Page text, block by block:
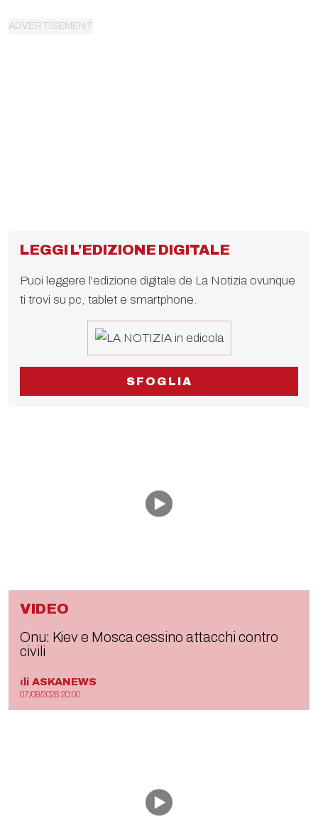
LEGGI L'EDIZIONE DIGITALE
Puoi leggere l'edizione digitale de La Notizia ovunque
ti trovi su pc, tablet e smartphone.
SFOGLIA
VIDEO
Onu: Kiev e Mosca cessino attacchi contro
civili
di ASKANEWS
07/08/2026 20:00